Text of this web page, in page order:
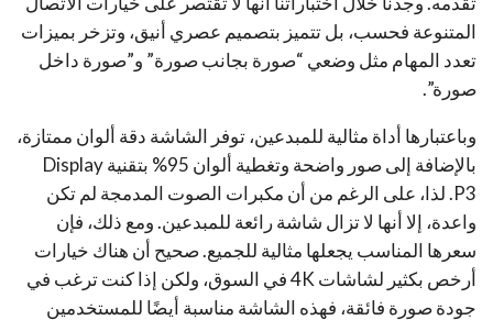
المتنوعة فحسب، بل تتميز بتصميم عصري أنيق، وتزخر بميزات
تعدد المهام مثل وضعي “صورة بجانب صورة” و”صورة داخل
صورة”.
وباعتبارها أداة مثالية للمبدعين، توفر الشاشة دقة ألوان ممتازة،
بالإضافة إلى صور واضحة وتغطية ألوان 95% بتقنية Display
P3. لذا، على الرغم من أن مكبرات الصوت المدمجة لم تكن
واعدة، إلا أنها لا تزال شاشة رائعة للمبدعين. ومع ذلك، فإن
سعرها المناسب يجعلها مثالية للجميع. صحيح أن هناك خيارات
أرخص بكثير لشاشات 4K في السوق، ولكن إذا كنت ترغب في
جودة صورة فائقة، فهذه الشاشة مناسبة أيضًا للمستخدمين